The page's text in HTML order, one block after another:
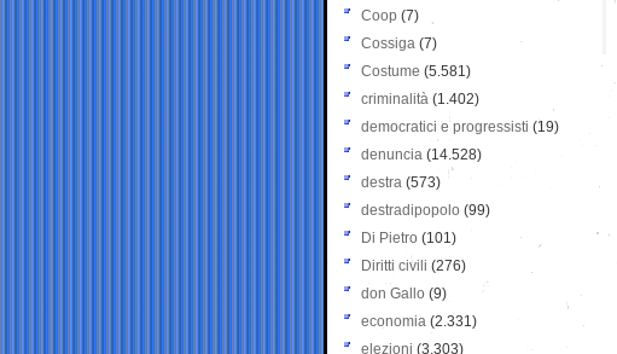
Coop (7)
Cossiga (7)
Costume (5.581)
criminalità (1.402)
democratici e progressisti (19)
denuncia (14.528)
destra (573)
destradipopolo (99)
Di Pietro (101)
Diritti civili (276)
don Gallo (9)
economia (2.331)
elezioni (3.303)